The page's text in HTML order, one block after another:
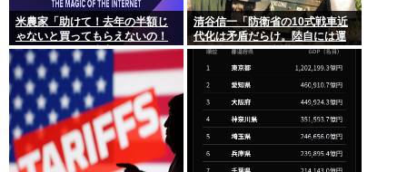
米農家「助けて！去年の半額じ
ゃないと買ってもらえないの！
作れば作るほど赤字で死にそ
う！」
清谷信一「防衛省の10式戦車近
代化は矛盾だらけ。陸自には運
用理念もコスト意識もない」